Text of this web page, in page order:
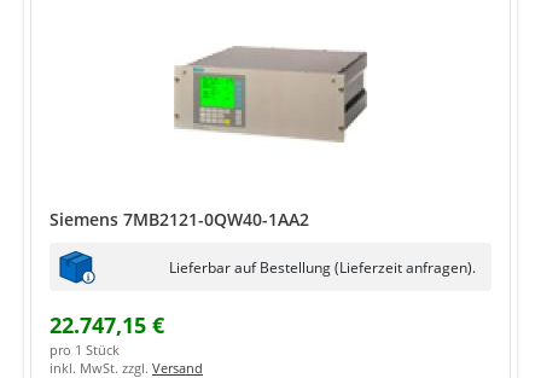
Siemens 7MB2121-0QW40-1AA2
Lieferbar auf Bestellung (Lieferzeit anfragen).
22.747,15 €
pro 1 Stück
inkl. MwSt. zzgl. Versand